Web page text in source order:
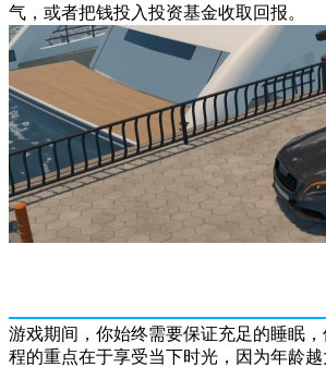
气，或者把钱投入投资基金收取回报。
游戏期间，你始终需要保证充足的睡眠
程的重点在于享受当下时光，因为年龄